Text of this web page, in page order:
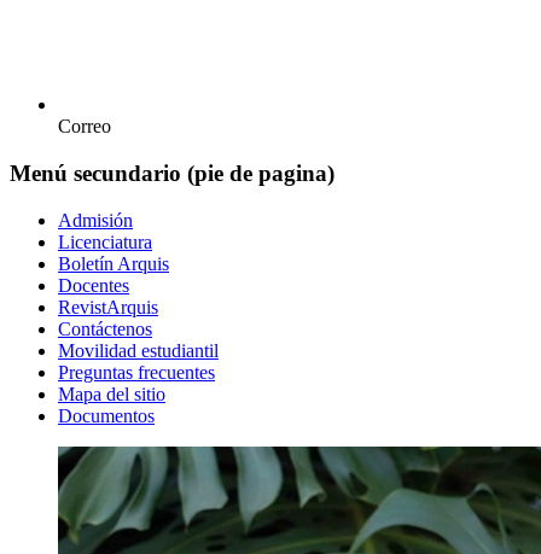
Correo
Menú secundario (pie de pagina)
Admisión
Licenciatura
Boletín Arquis
Docentes
RevistArquis
Contáctenos
Movilidad estudiantil
Preguntas frecuentes
Mapa del sitio
Documentos